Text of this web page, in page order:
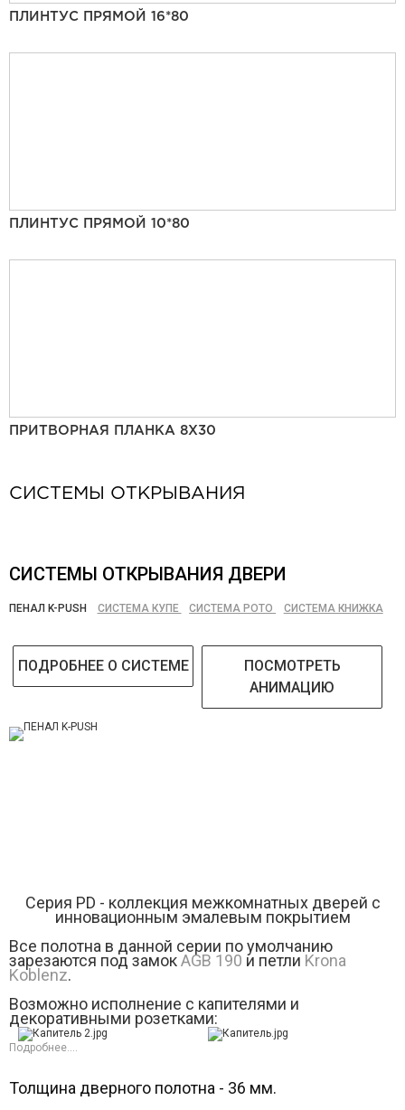
ПЛИНТУС ПРЯМОЙ 16*80
ПЛИНТУС ПРЯМОЙ 10*80
ПРИТВОРНАЯ ПЛАНКА 8Х30
СИСТЕМЫ ОТКРЫВАНИЯ
СИСТЕМЫ ОТКРЫВАНИЯ ДВЕРИ
ПЕНАЛ K-PUSH СИСТЕМА КУПЕ СИСТЕМА РОТО СИСТЕМА КНИЖКА
ПОДРОБНЕЕ О СИСТЕМЕ
ПОСМОТРЕТЬ
АНИМАЦИЮ
Серия РD - коллекция межкомнатных дверей с
инновационным эмалевым покрытием
Все полотна в данной серии по умолчанию
зарезаются под замокAGB 190 и петли Krona
Koblenz.
Возможно исполнение с капителями и
декоративными розетками:
Подробнее....
Толщина дверного полотна - 36 мм.